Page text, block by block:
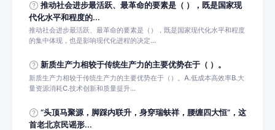
推动社会进步最活跃、最革命的要素是（ ），既是国家现
代化水平和程度的...
推动社会进步最活跃、最革命的要素是（），既是国家现代化水平和程度
的集中体现，也是影响现代化进程的决定...
新质生产力相较于传统生产力的主要优势在于（ ）。
新质生产力相较于传统生产力的主要优势在于（）。A.低成本高效率B.大
量资源消耗C.技术创新和质量提升...
“头顶马聚源，脚踩内联升，身穿瑞蚨祥，腰缠四大恒”，这
首老北京民谣形...